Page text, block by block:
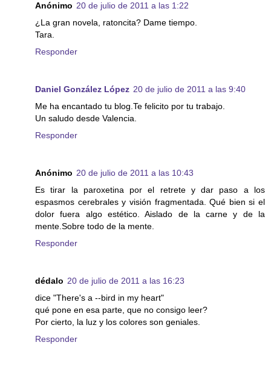
Anónimo 20 de julio de 2011 a las 1:22
¿La gran novela, ratoncita? Dame tiempo.
Tara.
Responder
Daniel González López 20 de julio de 2011 a las 9:40
Me ha encantado tu blog.Te felicito por tu trabajo.
Un saludo desde Valencia.
Responder
Anónimo 20 de julio de 2011 a las 10:43
Es tirar la paroxetina por el retrete y dar paso a los
espasmos cerebrales y visión fragmentada. Qué bien si el
dolor fuera algo estético. Aislado de la carne y de la
mente.Sobre todo de la mente.
Responder
dédalo 20 de julio de 2011 a las 16:23
dice "There's a --bird in my heart"
qué pone en esa parte, que no consigo leer?
Por cierto, la luz y los colores son geniales.
Responder